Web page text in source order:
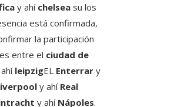
y ahí chelsea su los
está confirmada,
la participación
entre el ciudad de
leipzigEL Enterrar y
y ahí Real
y ahí Nápoles.